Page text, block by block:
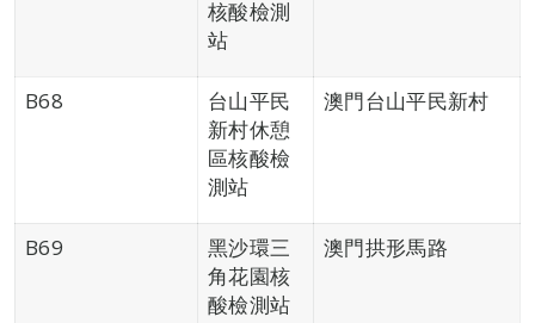
核酸檢測
站
B68
台山平民
新村休憩
區核酸檢
測站
澳門台山平民新村
B69
黑沙環三
角花園核
酸檢測站
澳門拱形馬路